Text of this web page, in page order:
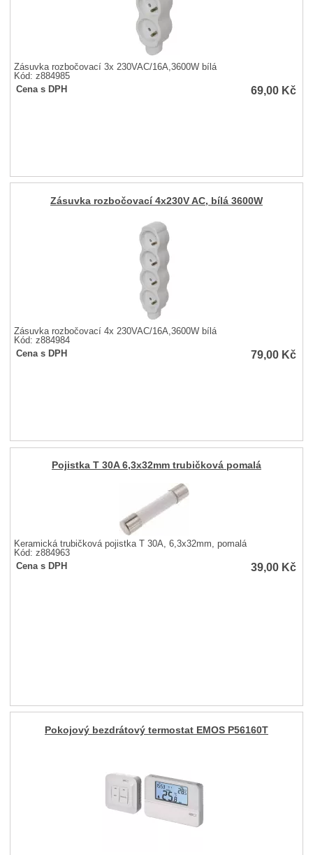
Zásuvka rozbočovací 3x 230VAC/16A,3600W bílá
Kód: z884985
Cena s DPH
69,00 Kč
Zásuvka rozbočovací 4x230V AC, bílá 3600W
Zásuvka rozbočovací 4x 230VAC/16A,3600W bílá
Kód: z884984
Cena s DPH
79,00 Kč
Pojistka T 30A 6,3x32mm trubičková pomalá
Keramická trubičková pojistka T 30A, 6,3x32mm, pomalá
Kód: z884963
Cena s DPH
39,00 Kč
Pokojový bezdrátový termostat EMOS P56160T